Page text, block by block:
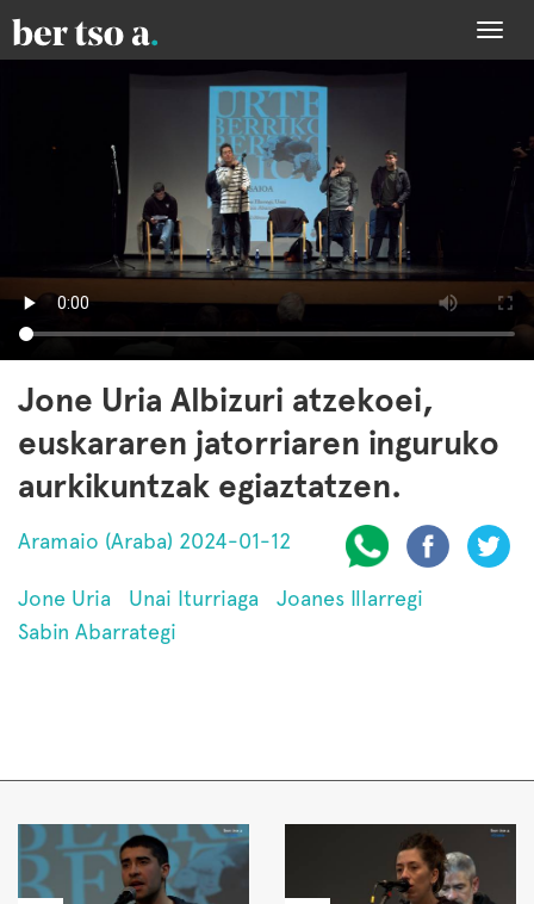
Jone Uria Albizuri atzekoei,
euskararen jatorriaren inguruko
aurkikuntzak egiaztatzen.
Aramaio (Araba) 2024-01-12
Jone Uria Unai Iturriaga
Joanes Illarregi
Sabin Abarrategi